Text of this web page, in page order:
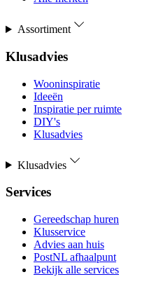
Assortiment
Klusadvies
Wooninspiratie
Ideeën
Inspiratie per ruimte
DIY's
Klusadvies
Klusadvies
Services
Gereedschap huren
Klusservice
Advies aan huis
PostNL afhaalpunt
Bekijk alle services